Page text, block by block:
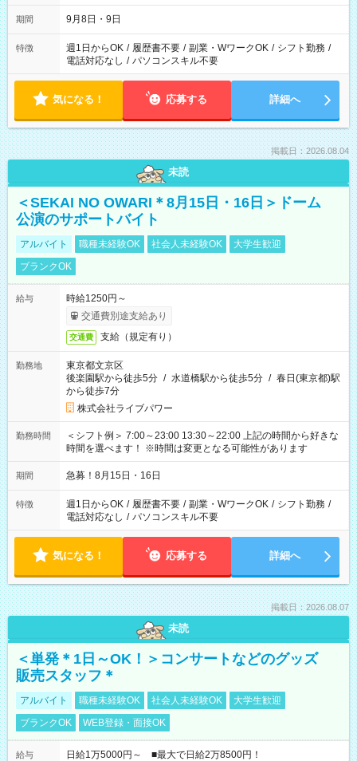
時間は変更となる可能性があります
期間 9月8日・9日
特徴 週1日からOK / 履歴書不要 / 副業・WワークOK / シフト勤務 /
電話対応なし / パソコンスキル不要
気になる！ 応募する 詳細へ
掲載日：2026.08.04
未読
＜SEKAI NO OWARI＊8月15日・16日＞ドーム
公演のサポートバイト
アルバイト 職種未経験OK 社会人未経験OK
大学生歓迎
ブランクOK
給与
時給1250円～
交通費別途支給あり
交通費 支給（規定有り）
勤務地
東京都文京区
後楽園駅から徒歩5分 / 水道橋駅から徒歩5分 / 春日(東京都)駅
から徒歩7分
株式会社ライブパワー
勤務時間
＜シフト例＞ 7:00～23:00 13:30～22:00 上記の時間から好きな
時間を選べます！ ※時間は変更となる可能性があります
期間 急募！8月15日・16日
特徴 週1日からOK / 履歴書不要 / 副業・WワークOK / シフト勤務 /
電話対応なし / パソコンスキル不要
気になる！ 応募する 詳細へ
掲載日：2026.08.07
未読
＜単発＊1日～OK！＞コンサートなどのグッズ
販売スタッフ＊
アルバイト 職種未経験OK 社会人未経験OK
大学生歓迎
ブランクOK
WEB登録・面接OK
給与 日給1万5000円～ ■最大で日給2万8500円！